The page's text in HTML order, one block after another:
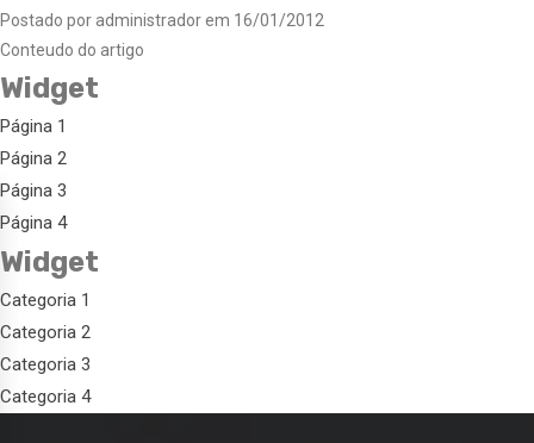
Postado por administrador em 16/01/2012
Conteudo do artigo
Widget
Página 1
Página 2
Página 3
Página 4
Widget
Categoria 1
Categoria 2
Categoria 3
Categoria 4